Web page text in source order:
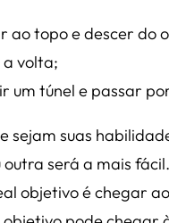
ao topo e descer do
volta;
um túnel e passar
sejam suas
outra será a mais
objetivo é chegar